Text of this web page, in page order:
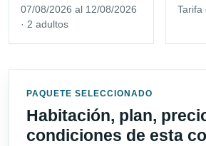
07/08/2026 al 12/08/2026
· 2 adultos
Tarifa
PAQUETE SELECCIONADO
Habitación, plan,
condiciones de esta